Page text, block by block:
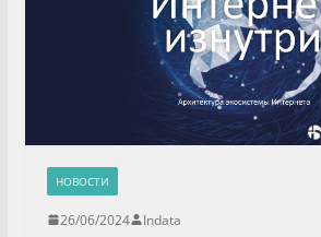
НОВОСТИ
26/06/2024 Indata